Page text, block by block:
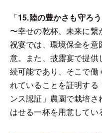
「15.陸の豊かさも守ろう
〜幸せの乾杯、未来に繋
祝宴では、環境保全を
意。また、披露宴で提
続可能であり、そこで働
れていることを証明す
ンス認証」農園で栽培
はせる一杯を用意してい